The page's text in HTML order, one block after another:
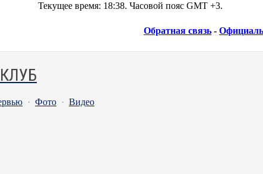
Текущее время: 18:38. Часовой пояс GMT +3.
Обратная связь -
· Фото · Видео